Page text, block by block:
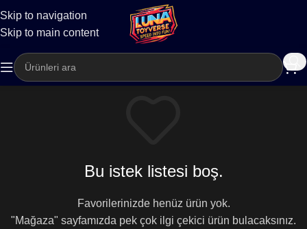
Skip to navigation
Skip to main content
Kargo
Bu istek listesi boş.
Favorilerinizde henüz ürün yok.
"Mağaza" sayfamızda pek çok ilgi çekici ürün bulacaksınız.